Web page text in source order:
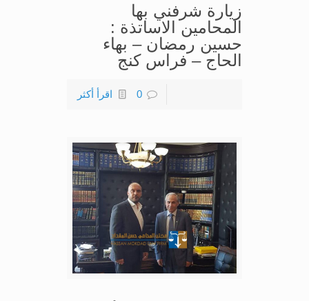
زيارة شرفني بها
المحامين الاساتذة :
حسين رمضان – بهاء
الحاج – فراس كنج
0 اقرأ أكثر